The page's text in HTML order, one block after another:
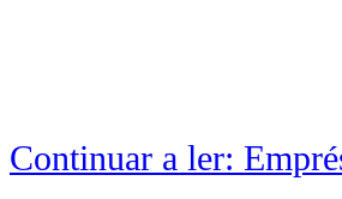
Continuar a ler: